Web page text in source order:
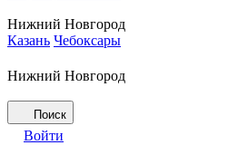
Нижний Новгород
Казань Чебоксары
Нижний Новгород
Поиск
Войти